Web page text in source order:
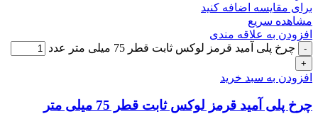
برای مقایسه اضافه کنید
مشاهده سریع
افزودن به علاقه مندی
چرخ پلی آمید قرمز لوکس ثابت قطر 75 میلی متر عدد
افزودن به سبد خرید
چرخ پلی آمید قرمز لوکس ثابت قطر 75 میلی متر